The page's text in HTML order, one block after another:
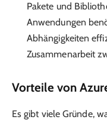
Pakete und
Anwendungen
Abhängigkeiten
Zusammenarbeit
Vorteile von
Es gibt viele Gründe,